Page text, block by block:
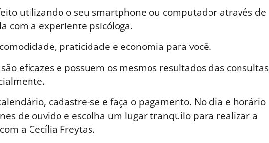
utilizando o seu smartphone ou computador através de
com a experiente psicóloga.
praticidade e economia para você.
eficazes e possuem os mesmos resultados das consultas
cadastre-se e faça o pagamento. No dia e horário
de ouvido e escolha um lugar tranquilo para realizar a
a Cecília Freytas.